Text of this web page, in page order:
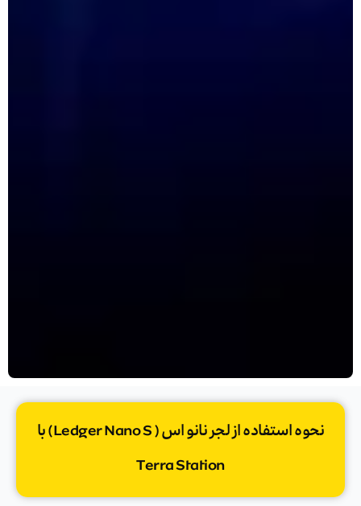
نحوه استفاده از لجر نانو اس ( Ledger Nano S) با
Terra Station